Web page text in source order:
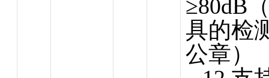
≥80dB
具的检
公章）